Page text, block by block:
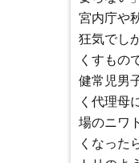
宮内庁や
狂気でし
くすもの
健常児男
く代理母
場のニワ
くなった